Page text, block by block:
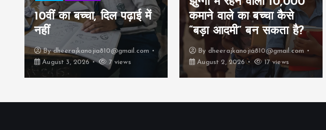
10वीं का बच्चा, दिल पढ़ाई में
नहीं
Bydheerajkanojia810@gmail.com
August 3, 2026
7 views
कमाने वाले का बच्चा कैसे
“बड़ा आदमी” बन सकता है?
By dheerajkanojia810@gmail.com
August 2, 2026
17 views